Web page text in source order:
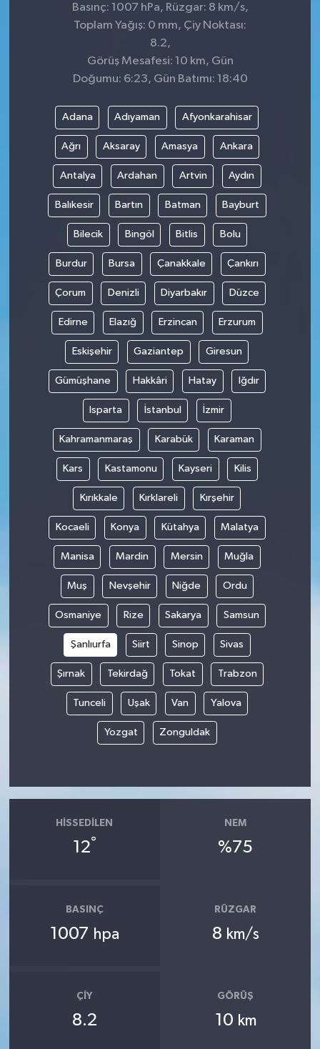
Basınç: 1007 hPa, Rüzgar: 8 km/s,
Toplam Yağış: 0 mm, Çiy Noktası:
8.2,
Görüş Mesafesi: 10 km, Gün
Doğumu: 6:23, Gün Batımı: 18:40
Adana Adıyaman Afyonkarahisar
Ağrı Aksaray Amasya Ankara
Antalya Ardahan Artvin Aydın
Balıkesir Bartın Batman Bayburt
Bilecik Bingöl Bitlis Bolu
Burdur Bursa Çanakkale Çankırı
Çorum Denizli Diyarbakır Düzce
Edirne Elazığ Erzincan Erzurum
Eskişehir Gaziantep Giresun
Gümüşhane Hakkâri Hatay Iğdır
Isparta İstanbul İzmir
Kahramanmaraş Karabük Karaman
Kars Kastamonu Kayseri Kilis
Kırıkkale Kırklareli Kırşehir
Kocaeli Konya Kütahya Malatya
Manisa Mardin Mersin Muğla
Muş Nevşehir Niğde Ordu
Osmaniye Rize Sakarya Samsun
Şanlıurfa Siirt Sinop Sivas
Şırnak Tekirdağ Tokat Trabzon
Tunceli Uşak Van Yalova
Yozgat Zonguldak
HISSEDILEN
12°
NEM
%75
BASINÇ
1007 hpa
RÜZGAR
8 km/s
ÇIY
8.2
GÖRÜŞ
10 km
Sağlık
Teknoloji